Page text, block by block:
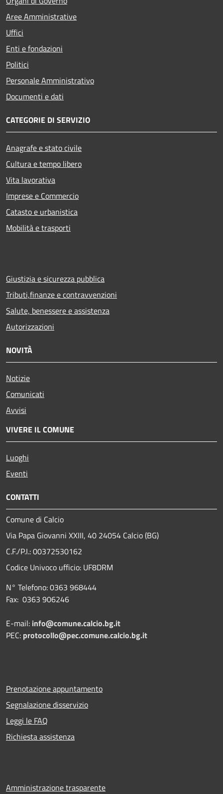
Aree Amministrative
Uffici
Enti e fondazioni
Politici
Personale Amministrativo
Documenti e dati
CATEGORIE DI SERVIZIO
Anagrafe e stato civile
Cultura e tempo libero
Vita lavorativa
Imprese e Commercio
Catasto e urbanistica
Mobilità e trasporti
Giustizia e sicurezza pubblica
Tributi,finanze e contravvenzioni
Salute, benessere e assistenza
Autorizzazioni
NOVITÀ
Notizie
Comunicati
Avvisi
VIVERE IL COMUNE
Luoghi
Eventi
CONTATTI
Comune di Calcio
Via Papa Giovanni XXIII, 40 24054 Calcio (BG)
C.F./P.I.: 00372530162
Codice Univoco ufficio: UF8DRM
N° Telefono: 0363 968444
Fax: 0363 906246
E-mail: info@comune.calcio.bg.it
PEC: protocollo@pec.comune.calcio.bg.it
Prenotazione appuntamento
Segnalazione disservizio
Leggi le FAQ
Richiesta assistenza
Amministrazione trasparente